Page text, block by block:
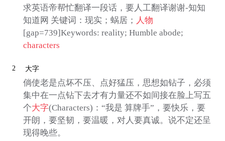
求英语帝帮忙翻译一段话，要人工翻译谢谢-知知
知道网 关键词：现实；蜗居； 人物
[gap=739]Keywords: reality; Humble abode;
characters
2 大字
倘使老是点坏不压、点好猛压，思想如钻子，必须
集中在一点钻下去才有力量还不如间接在脸上写五
个大字(Characters)：“我是 算牌手”，要快乐，要
开朗，要坚韧，要温暖，对人要真诚。说不定还呈
现得晚些。